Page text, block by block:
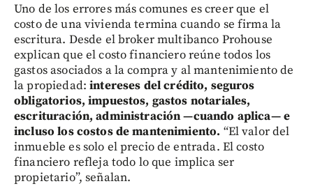
Uno de los errores más comunes es creer que el
costo de una vivienda termina cuando se firma la
escritura. Desde el broker multibanco Prohouse
explican que el costo financiero reúne todos los
gastos asociados a la compra y al mantenimiento de
la propiedad:intereses del crédito, seguros
obligatorios, impuestos, gastos notariales,
escrituración, administración —cuando aplica— e
incluso los costos de mantenimiento. “El valor del
inmueble es solo el precio de entrada. El costo
financiero refleja todo lo que implica ser
propietario”, señalan.